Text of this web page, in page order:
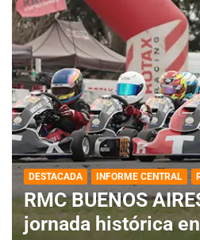
DESTACADA INFORME CENTRAL
RMC BUENOS
jornada histórica